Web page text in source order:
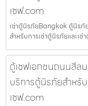
เซฟ.com
เช่าตู้นิรภัยBangkok ตู้นิรภัย
สำหรับการเช่าตู้นิรภัยและเ
ตู้เซฟเอกชนถนนสีลม
บริการตู้นิรภัยสำหรับ
เซฟ.com